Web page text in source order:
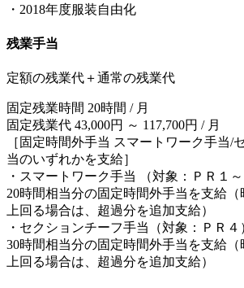
・2018年度服装自由化
残業手当
定額の残業代＋通常の残業代
固定残業時間 20時間 / 月
固定残業代 43,000円 ～ 117,700円 / 月
［固定時間外手当 スマートワーク手当/
当のいずれかを支給］
・スマートワーク手当 （対象：ＰＲ１～
20時間相当分の固定時間外手当を支給
上回る場合は、超過分を追加支給）
・セクションチーフ手当（対象：ＰＲ４
30時間相当分の固定時間外手当を支給
上回る場合は、超過分を追加支給）